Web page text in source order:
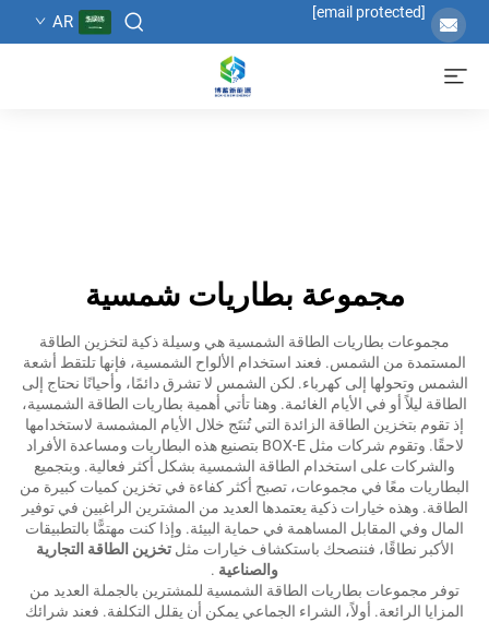
[email protected]
AR
مجموعة بطاريات شمسية
مجموعات بطاريات الطاقة الشمسية هي وسيلة ذكية لتخزين الطاقة
المستمدة من الشمس. فعند استخدام الألواح الشمسية، فإنها تلتقط أشعة
الشمس وتحولها إلى كهرباء. لكن الشمس لا تشرق دائمًا، وأحيانًا نحتاج إلى
الطاقة ليلاً أو في الأيام الغائمة. وهنا تأتي أهمية بطاريات الطاقة الشمسية،
إذ تقوم بتخزين الطاقة الزائدة التي تُنتَج خلال الأيام المشمسة لاستخدامها
لاحقًا. وتقوم شركات مثل BOX-E بتصنيع هذه البطاريات ومساعدة الأفراد
والشركات على استخدام الطاقة الشمسية بشكل أكثر فعالية. وبتجميع
البطاريات معًا في مجموعات، تصبح أكثر كفاءة في تخزين كميات كبيرة من
الطاقة. وهذه خيارات ذكية يعتمدها العديد من المشترين الراغبين في توفير
المال وفي المقابل المساهمة في حماية البيئة. وإذا كنت مهتمًّا بالتطبيقات
الأكبر نطاقًا، فننصحك باستكشاف خيارات مثلتخزين الطاقة التجارية
والصناعية .
توفر مجموعات بطاريات الطاقة الشمسية للمشترين بالجملة العديد من
المزايا الرائعة. أولاً، الشراء الجماعي يمكن أن يقلل التكلفة. فعند شرائك